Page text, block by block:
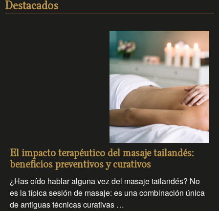
Destacados
El impacto terapéutico del masaje tailandés:
beneficios preventivos y curativos
¿Has oído hablar alguna vez del masaje tailandés? No
es la típica sesión de masaje: es una combinación única
de antiguas técnicas curativas …